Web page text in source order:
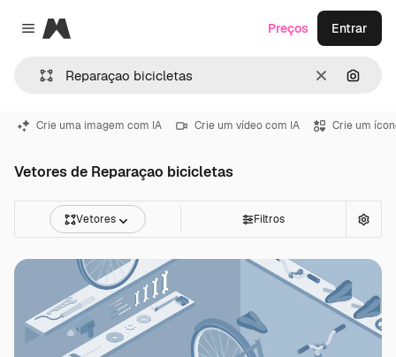
Close menu
Magnific
Limpar
Preços Entrar
Crie uma imagem com IA Crie um vídeo com IA Crie um
Vetores de Reparaçao bicicletas
Vetores Filtros